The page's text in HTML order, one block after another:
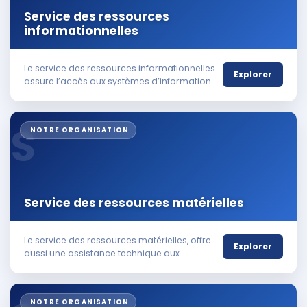
Service des ressources
informationnelles
Le service des ressources informationnelles
assure l’accès aux systèmes d’information
Explorer
SNOTRE ORGANISATION
Service des ressources matérielles
Le service des ressources matérielles, offre
aussi une assistance technique aux
terrains et des bâtiments, des achats de
Explorer
NOTRE ORGANISATION